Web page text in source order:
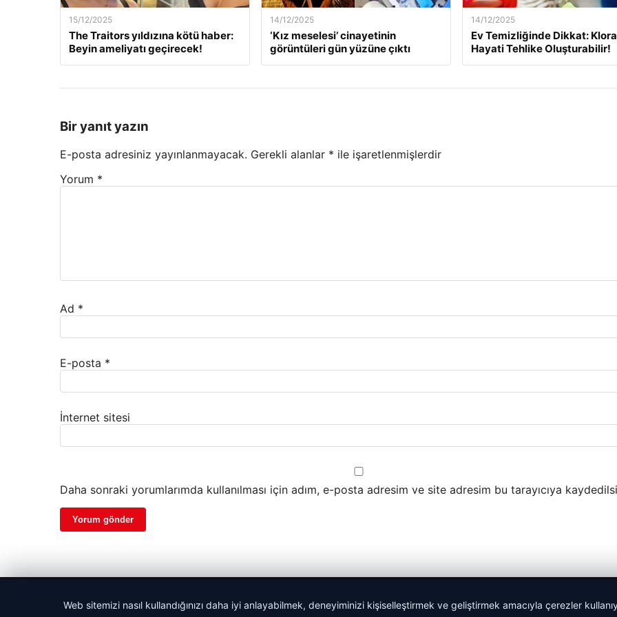
15/12/2025
The Traitors yıldızına kötü haber:
Beyin ameliyatı geçirecek!
14/12/2025
‘Kız meselesi’ cinayetinin
görüntüleri gün yüzüne çıktı
14/12/2025
Ev Temizliğinde Dikkat:
Hayati Tehlike Oluşturabilir!
Bir yanıt yazın
E-posta adresiniz yayınlanmayacak. Gerekli alanlar * ile işaretlenmişlerdir
Yorum *
Ad *
E-posta *
İnternet sitesi
Daha sonraki yorumlarımda kullanılması için adım, e-posta adresim ve site adresim bu tarayıcıya
Web sitemizi nasıl kullandığınızı daha iyi anlayabilmek, deneyiminizi kişiselleştirmek ve geliştirmek amacıyla çerezler